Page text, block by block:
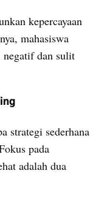
kepercayaan
mahasiswa
negatif dan sulit
strategi sederhana
pada
adalah dua